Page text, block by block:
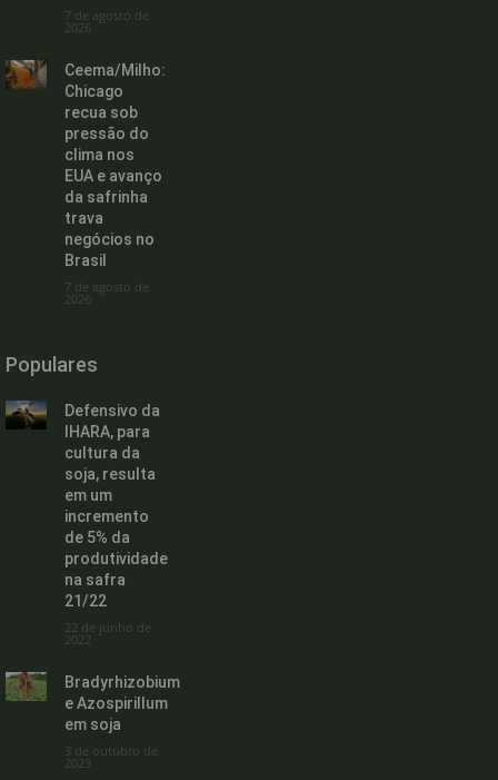
7 de agosto de
2026
Ceema/Milho:
Chicago
recua sob
pressão do
clima nos
EUA e avanço
da safrinha
trava
negócios no
Brasil
7 de agosto de
2026
Populares
Defensivo da
IHARA, para
cultura da
soja, resulta
em um
incremento
de 5% da
produtividade
na safra
21/22
22 de junho de
2022
Bradyrhizobium
e Azospirillum
em soja
3 de outubro de
2023